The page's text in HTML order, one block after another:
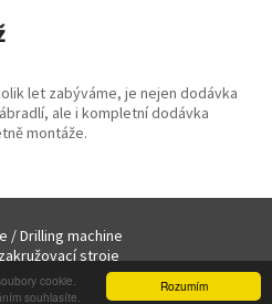
Rozumím
cookie.
souhlasíte.
let zabýváme, je nejen dodávka
ale i kompletní dodávka
montáže.
/ Drilling machine
stroje
Plazmy a Lasery
Vrtání profilů